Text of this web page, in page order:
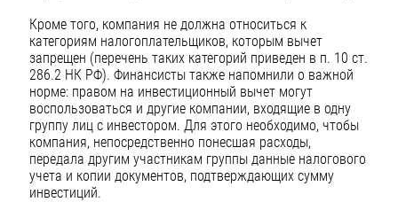
Кроме того, компания не должна относиться к
категориям налогоплательщиков, которым вычет
запрещен (перечень таких категорий приведен в п. 10 ст.
286.2 НК РФ). Финансисты также напомнили о важной
норме: правом на инвестиционный вычет могут
воспользоваться и другие компании, входящие в одну
группу лиц с инвестором. Для этого необходимо, чтобы
компания, непосредственно понесшая расходы,
передала другим участникам группы данные налогового
учета и копии документов, подтверждающих сумму
инвестиций.